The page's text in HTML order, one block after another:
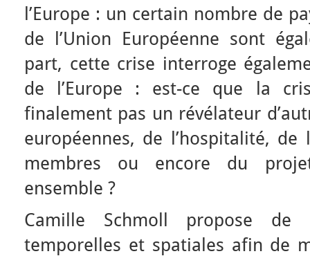
l’Europe : un certain nombre de
de l’Union Européenne sont
part, cette crise interroge
de l’Europe : est-ce que la
finalement pas un révélateur
européennes, de l’hospitalité,
membres ou encore du
ensemble ?
Camille Schmoll propose de
temporelles et spatiales afin de